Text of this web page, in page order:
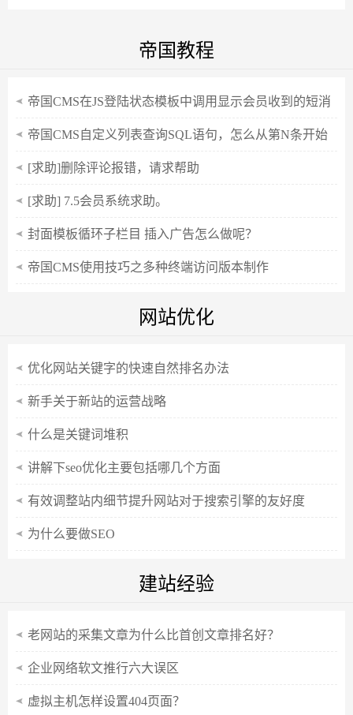
帝国教程
帝国CMS在JS登陆状态模板中调用显示会员收到的短消
息数
帝国CMS自定义列表查询SQL语句，怎么从第N条开始
查询
[求助]删除评论报错，请求帮助
[求助] 7.5会员系统求助。
封面模板循环子栏目 插入广告怎么做呢？
帝国CMS使用技巧之多种终端访问版本制作
网站优化
优化网站关键字的快速自然排名办法
新手关于新站的运营战略
什么是关键词堆积
讲解下seo优化主要包括哪几个方面
有效调整站内细节提升网站对于搜索引擎的友好度
为什么要做SEO
建站经验
老网站的采集文章为什么比首创文章排名好？
企业网络软文推行六大误区
虚拟主机怎样设置404页面？